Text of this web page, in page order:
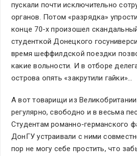
пускали почти исключительно
органов. Потом «разрядка»
конце 70-х произошел
студенткой Донецкого
время шеффилдской поездки
какие вольности. И в отборе
острова опять «закрутили гайки»…
А вот товарищи из
регулярно, свободно и в весьма
Студентам романно-германского
ДонГУ устраивали с ними
пор не могу себе простить, что